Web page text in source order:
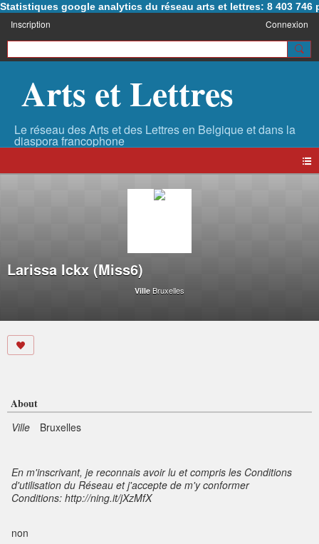
Statistiques google analytics du réseau arts et lettres: 8 403 746
Inscription Connexion
Arts et Lettres
Larissa Ickx (Miss6)
Ville Bruxelles
About
Ville Bruxelles
En m'inscrivant, je reconnais avoir lu et compris les Conditions
d'utilisation du Réseau et j'accepte de m'y conformer
Conditions: http://ning.it/jXzMfX
non